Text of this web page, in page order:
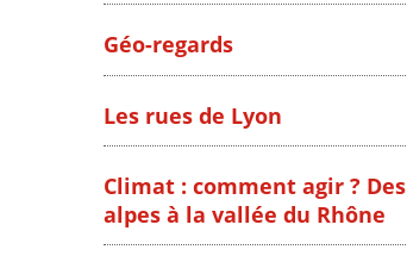
Géo-regards
Les rues de Lyon
Climat : comment agir ? Des
alpes à la vallée du Rhône